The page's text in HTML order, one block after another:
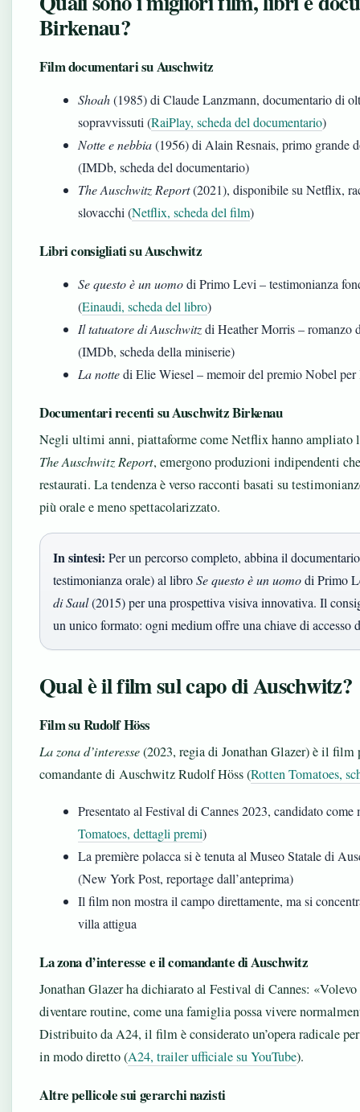
Birkenau?
Film documentari su Auschwitz
Shoah(1985) di Claude Lanzmann, documentario di
sopravvissuti (RaiPlay, scheda del documentario)
Notte e nebbia(1956) di Alain Resnais, primo grande
(IMDb, scheda del documentario)
The Auschwitz Report(2021), disponibile su Netflix,
slovacchi (Netflix, scheda del film)
Libri consigliati su Auschwitz
Se questo è un uomodi Primo Levi – testimonianza
(Einaudi, scheda del libro)
Il tatuatore di Auschwitzdi Heather Morris – romanzo
(IMDb, scheda della miniserie)
La nottedi Elie Wiesel – memoir del premio Nobel per
Documentari recenti su Auschwitz Birkenau
Negli ultimi anni, piattaforme come Netflix hanno ampliato
The Auschwitz Report, emergono produzioni indipendenti
restaurati. La tendenza è verso racconti basati su
più orale e meno spettacolarizzato.
In sintesi: Per un percorso completo, abbina il
testimonianza orale) al libroSe questo è un uomodi Primo
di Saul(2015) per una prospettiva visiva innovativa. Il
un unico formato: ogni medium offre una chiave di accesso
Qual è il film sul capo di Auschwitz?
Film su Rudolf Höss
La zona d’interesse(2023, regia di Jonathan Glazer) è il film
comandante di Auschwitz Rudolf Höss (Rotten Tomatoes,
Presentato al Festival di Cannes 2023, candidato
Tomatoes, dettagli premi)
La première polacca si è tenuta al Museo Statale di
(New York Post, reportage dall’anteprima)
Il film non mostra il campo direttamente, ma si
villa attigua
La zona d’interesse e il comandante di Auschwitz
Jonathan Glazer ha dichiarato al Festival di Cannes:
diventare routine, come una famiglia possa vivere
Distribuito da A24, il film è considerato un’opera radicale
in modo diretto (A24, trailer ufficiale su YouTube).
Altre pellicole sui gerarchi nazisti